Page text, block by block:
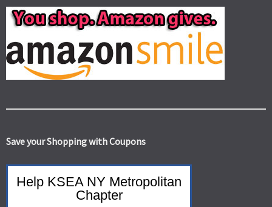
Save your Shopping with Coupons
Help KSEA NY Metropolitan
Chapter